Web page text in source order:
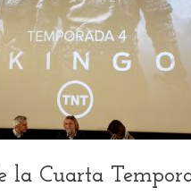
la Cuarta